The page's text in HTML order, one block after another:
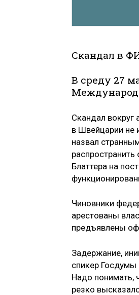
Скандал в
В среду 27
Скандал
в Швейцарии не
назвал
Блаттера на
Чиновники
арестованы
предъявлены
Задержание,
спикер Госдумы
Надо понимать,
резко